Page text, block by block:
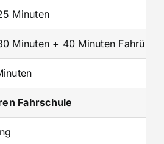
Minuten
Minuten + 40 Minuten
Fahrschule